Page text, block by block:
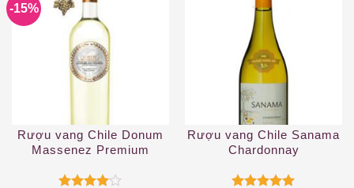
-15%
Rượu vang Chile Donum
Massenez Premium
2019
Rượu vang Chile Sanama
Chardonnay